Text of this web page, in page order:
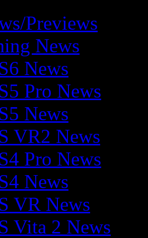
Previews
News
News
Pro News
News
VR2 News
Pro News
News
VR News
Vita 2 News